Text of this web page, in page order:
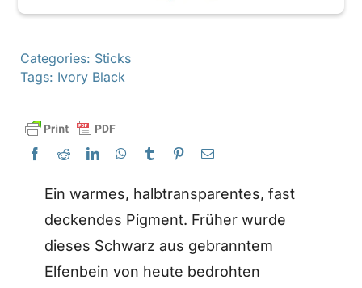
Categories: Sticks
Tags: Ivory Black
Ein warmes, halbtransparentes, fast
deckendes Pigment. Früher wurde
dieses Schwarz aus gebranntem
Elfenbein von heute bedrohten